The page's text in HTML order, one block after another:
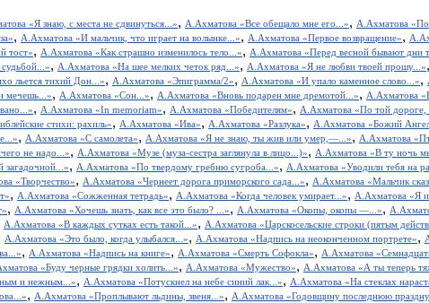
«Я знаю, с места не сдвинуться...», А.Ахматова «Все обещало мне его...», А.Ахматова
, А.Ахматова «И мальчик, что играет на волынке...», А.Ахматова «Первое возвращение»,
тост», А.Ахматова «Как страшно изменилось тело...», А.Ахматова «Перед весной бывают дни
, А.Ахматова «На шее мелких четок ряд...», А.Ахматова «Я не любви твоей прошу...»,
льется тихий Дон...», А.Ахматова «Эпиграмма/2», А.Ахматова «И упало каменное слово...»,
мечешь...», А.Ахматова «Сон...», А.Ахматова «Вновь подарен мне дремотой...», А.Ахматова
, А.Ахматова «In memoriam», А.Ахматова «Победителям», А.Ахматова «По той дороге,
стихи: рахиль», А.Ахматова «Ива», А.Ахматова «Разлука», А.Ахматова «Божий
, А.Ахматова «С самолета», А.Ахматова «Я не знаю, ты жив или умер,—...», А.Ахматова
не надо...», А.Ахматова «Музе (муза-сестра заглянула в лицо...)», А.Ахматова «В ту ночь
загадочной...», А.Ахматова «По твердому гребню сугроба...», А.Ахматова «Уводили тебя на
«Творчество», А.Ахматова «Чернеет дорога приморского сада...», А.Ахматова «Мальчик
, А.Ахматова «Сожженная тетрадь», А.Ахматова «Когда человек умирает...», А.Ахматова «Я и
, А.Ахматова «Хочешь знать, как все это было? ...», А.Ахматова «Окопы, окопы —...»,
А.Ахматова «В каждых сутках есть такой...», А.Ахматова «Царскосельские строки (пятым
А.Ахматова «Это было, когда улыбался...», А.Ахматова «Надпись на неоконченном портрете»,
, А.Ахматова «Надпись на книге», А.Ахматова «Смерть Софокла», А.Ахматова
«Буду черные грядки холить...», А.Ахматова «Мужество», А.Ахматова «А ты теперь
и нежным...», А.Ахматова «Потускнел на небе синий лак...», А.Ахматова «На стеклах
, А.Ахматова «Проплывают льдины, звеня...», А.Ахматова «Годовщину последнюю